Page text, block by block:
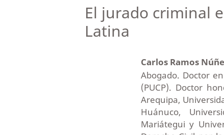
El jurado criminal
Latina
Carlos Ramos
Abogado. Doctor
(PUCP). Doctor
Arequipa,
Huánuco,
Mariátegui y